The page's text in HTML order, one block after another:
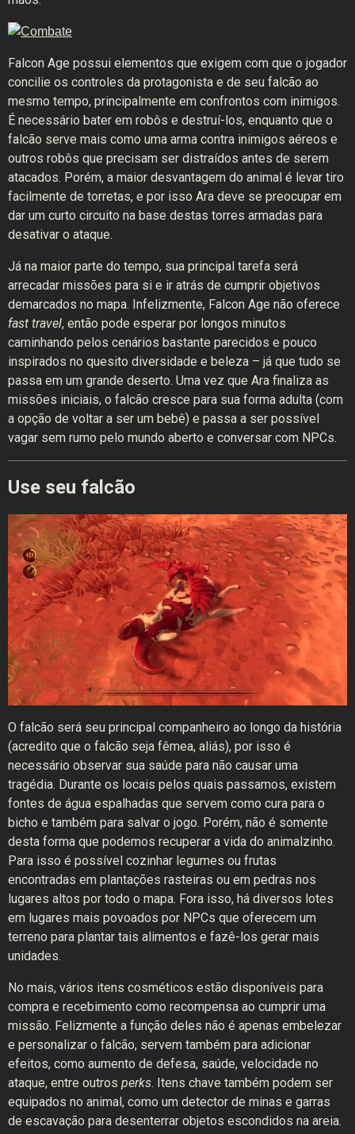
Falcon Age possui elementos que exigem com que o jogador
concilie os controles da protagonista e de seu falcão ao
mesmo tempo, principalmente em confrontos com inimigos.
É necessário bater em robôs e destruí-los, enquanto que o
falcão serve mais como uma arma contra inimigos aéreos e
outros robôs que precisam ser distraídos antes de serem
atacados. Porém, a maior desvantagem do animal é levar tiro
facilmente de torretas, e por isso Ara deve se preocupar em
dar um curto circuito na base destas torres armadas para
desativar o ataque.
Já na maior parte do tempo, sua principal tarefa será
arrecadar missões para si e ir atrás de cumprir objetivos
demarcados no mapa. Infelizmente, Falcon Age não oferece
fast travel, então pode esperar por longos minutos
caminhando pelos cenários bastante parecidos e pouco
inspirados no quesito diversidade e beleza – já que tudo se
passa em um grande deserto. Uma vez que Ara finaliza as
missões iniciais, o falcão cresce para sua forma adulta (com
a opção de voltar a ser um bebê) e passa a ser possível
vagar sem rumo pelo mundo aberto e conversar com NPCs.
Use seu falcão
O falcão será seu principal companheiro ao longo da história
(acredito que o falcão seja fêmea, aliás), por isso é
necessário observar sua saúde para não causar uma
tragédia. Durante os locais pelos quais passamos, existem
fontes de água espalhadas que servem como cura para o
bicho e também para salvar o jogo. Porém, não é somente
desta forma que podemos recuperar a vida do animalzinho.
Para isso é possível cozinhar legumes ou frutas
encontradas em plantações rasteiras ou em pedras nos
lugares altos por todo o mapa. Fora isso, há diversos lotes
em lugares mais povoados por NPCs que oferecem um
terreno para plantar tais alimentos e fazê-los gerar mais
unidades.
No mais, vários itens cosméticos estão disponíveis para
compra e recebimento como recompensa ao cumprir uma
missão. Felizmente a função deles não é apenas embelezar
e personalizar o falcão, servem também para adicionar
efeitos, como aumento de defesa, saúde, velocidade no
ataque, entre outros perks. Itens chave também podem ser
equipados no animal, como um detector de minas e garras
de escavação para desenterrar objetos escondidos na areia.